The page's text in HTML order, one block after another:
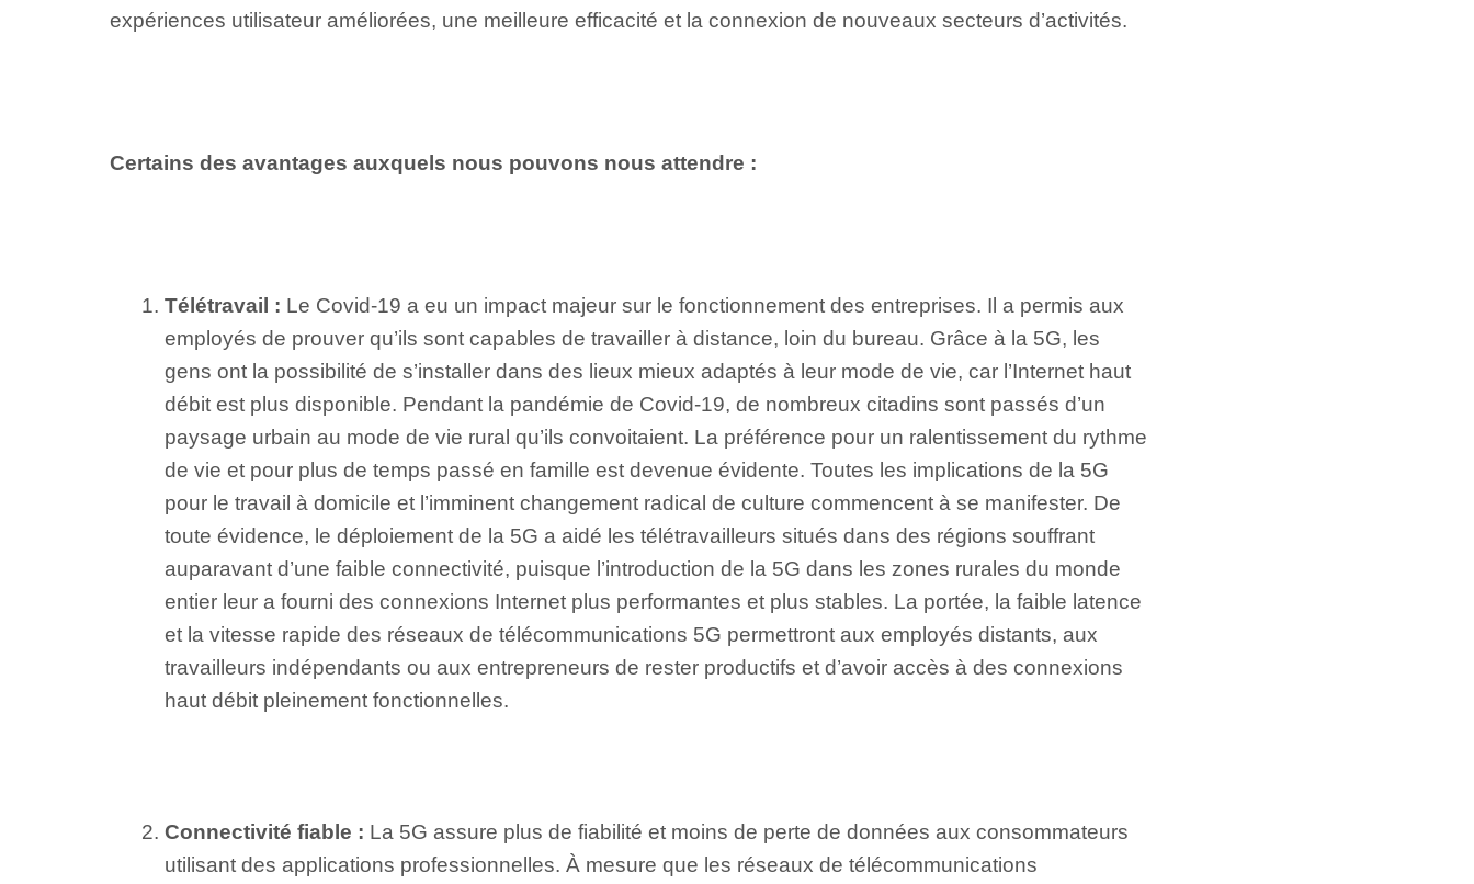
expériences utilisateur améliorées, une meilleure efficacité et la connexion de nouveaux secteurs d’activités.
Certains des avantages auxquels nous pouvons nous attendre :
Télétravail : Le Covid-19 a eu un impact majeur sur le fonctionnement des entreprises. Il a permis aux
employés de prouver qu’ils sont capables de travailler à distance, loin du bureau. Grâce à la 5G, les
gens ont la possibilité de s’installer dans des lieux mieux adaptés à leur mode de vie, car l’Internet haut
débit est plus disponible. Pendant la pandémie de Covid-19, de nombreux citadins sont passés d’un
paysage urbain au mode de vie rural qu’ils convoitaient. La préférence pour un ralentissement du rythme
de vie et pour plus de temps passé en famille est devenue évidente. Toutes les implications de la 5G
pour le travail à domicile et l’imminent changement radical de culture commencent à se manifester. De
toute évidence, le déploiement de la 5G a aidé les télétravailleurs situés dans des régions souffrant
auparavant d’une faible connectivité, puisque l’introduction de la 5G dans les zones rurales du monde
entier leur a fourni des connexions Internet plus performantes et plus stables. La portée, la faible latence
et la vitesse rapide des réseaux de télécommunications 5G permettront aux employés distants, aux
travailleurs indépendants ou aux entrepreneurs de rester productifs et d’avoir accès à des connexions
haut débit pleinement fonctionnelles.
Connectivité fiable : La 5G assure plus de fiabilité et moins de perte de données aux consommateurs
utilisant des applications professionnelles. À mesure que les réseaux de télécommunications